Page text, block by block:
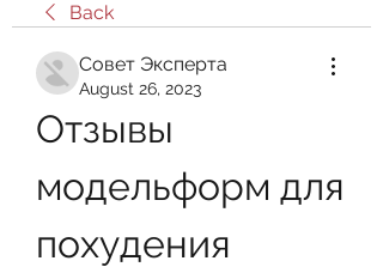
Back
Совет Эксперта
August 26, 2023
Отзывы
модельформ для
похудения